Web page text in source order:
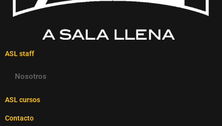
ASL staff
Nosotros
ASL cursos
Contacto